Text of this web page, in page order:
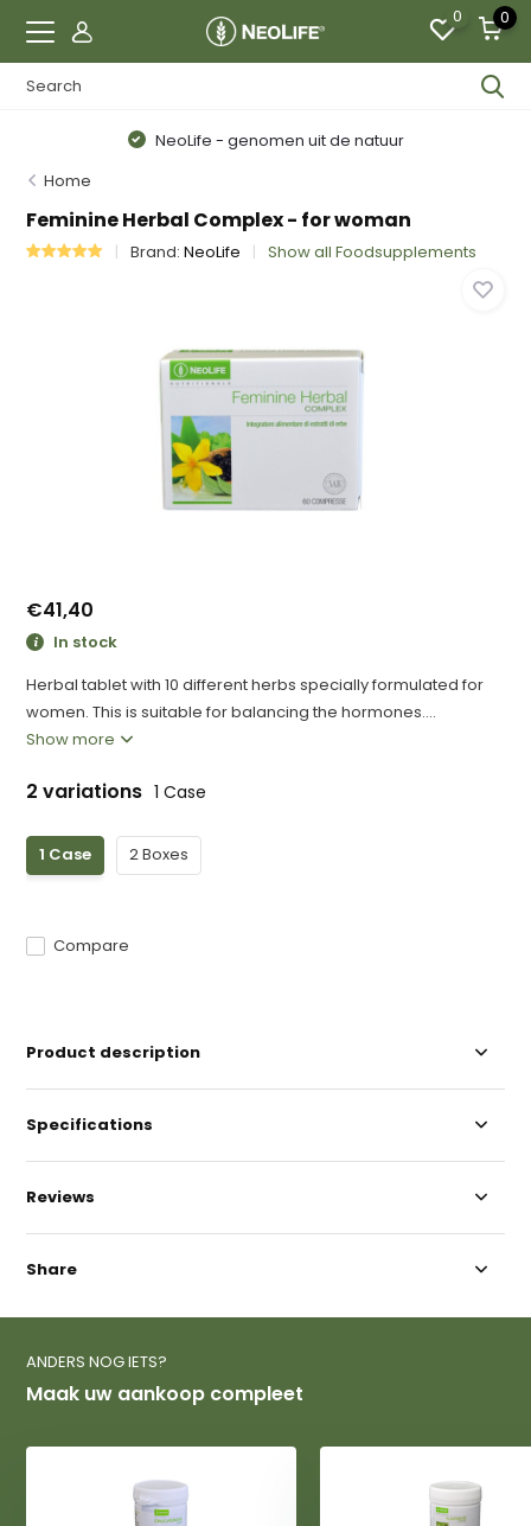
0 0
NeoLife - genomen uit de natuur
Home
Feminine Herbal Complex - for woman
Brand:NeoLife Show all Foodsupplements
€41,40
In stock
Herbal tablet with 10 different herbs specially formulated for
women. This is suitable for balancing the hormones....
Show more
2 variations 1 Case
1 Case 2 Boxes
Compare
Product description
Specifications
Reviews
Share
ANDERS NOG IETS?
Maak uw aankoop compleet